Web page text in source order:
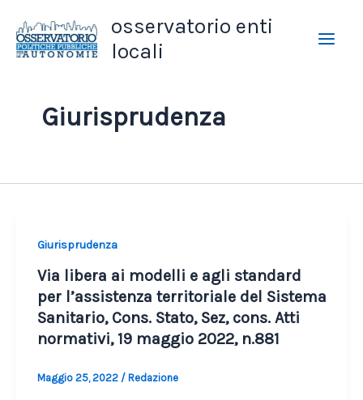
contenuto
osservatorio enti
locali
Giurisprudenza
Giurisprudenza
Via libera ai modelli e agli standard
per l’assistenza territoriale del Sistema
Sanitario, Cons. Stato, Sez, cons. Atti
normativi, 19 maggio 2022, n.881
Maggio 25, 2022 / Redazione